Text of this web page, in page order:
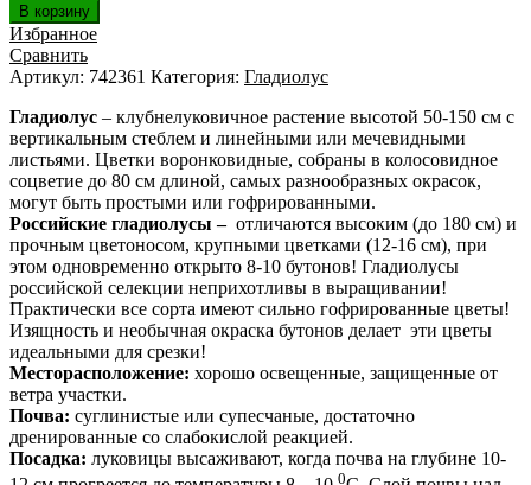
В корзину
Избранное
Сравнить
Артикул: 742361 Категория: Гладиолус
Гладиолус – клубнелуковичное растение высотой 50-150 см с
вертикальным стеблем и линейными или мечевидными
листьями. Цветки воронковидные, собраны в колосовидное
соцветие до 80 см длиной, самых разнообразных окрасок,
могут быть простыми или гофрированными.
Российские гладиолусы –отличаются высоким (до 180 см) и
прочным цветоносом, крупными цветками (12-16 см), при
этом одновременно открыто 8-10 бутонов! Гладиолусы
российской селекции неприхотливы в выращивании!
Практически все сорта имеют сильно гофрированные цветы!
Изящность и необычная окраска бутонов делает эти цветы
идеальными для срезки!
Месторасположение: хорошо освещенные, защищенные от
ветра участки.
Почва: суглинистые или супесчаные, достаточно
дренированные со слабокислой реакцией.
Посадка: луковицы высаживают, когда почва на глубине 10-
0